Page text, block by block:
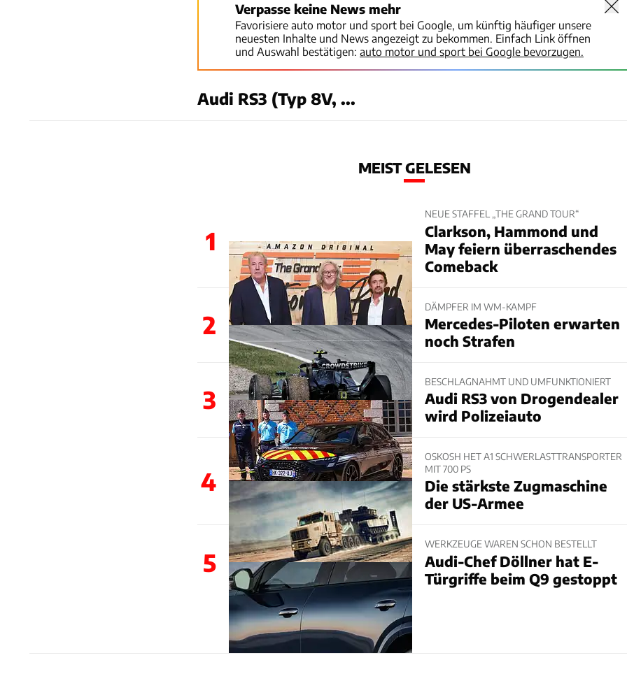
Verpasse keine News mehr
Favorisiere auto motor und sport bei Google, um künftig häufiger unsere
neuesten Inhalte und News angezeigt zu bekommen. Einfach Link öffnen
und Auswahl bestätigen: auto motor und sport bei Google bevorzugen.
Audi RS3 (Typ 8V, ...
MEIST GELESEN
1
NEUE STAFFEL „THE GRAND TOUR“
Clarkson, Hammond und
May feiern überraschendes
Comeback
2
DÄMPFER IM WM-KAMPF
Mercedes-Piloten erwarten
noch Strafen
3
BESCHLAGNAHMT UND UMFUNKTIONIERT
Audi RS3 von Drogendealer
wird Polizeiauto
4
OSKOSH HET A1 SCHWERLASTTRANSPORTER
MIT 700 PS
Die stärkste Zugmaschine
der US-Armee
5
WERKZEUGE WAREN SCHON BESTELLT
Audi-Chef Döllner hat E-
Türgriffe beim Q9 gestoppt